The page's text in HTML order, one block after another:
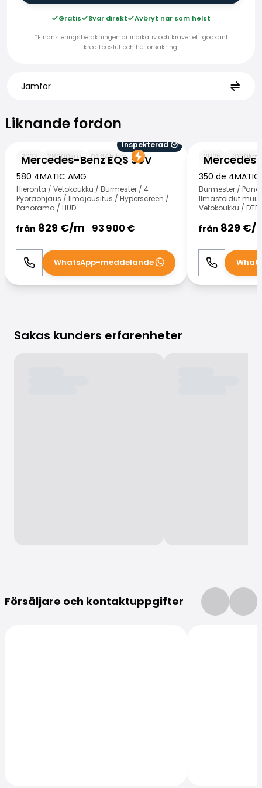
Gratis Svar direkt
Avbryt när som helst
*Finansieringsberäkningen är indikativ och kräver ett godkänt
kreditbeslut och helförsäkring.
Jämför
Liknande fordon
Mercedes-Benz EQS SUV
Mercedes-Benz EQS SUV
Inspekterad
2023
38000km 645km
580 4MATIC AMG
Hieronta / Vetokoukku / Burmester / 4-
Pyöräohjaus / Ilmajousitus / Hyperscreen /
Panorama / HUD
från 829 €/m 93 900 €
Ring WhatsApp
WhatsApp-meddelande
Mercedes-
2025 7000km
350 de 4MATIC
Burmester /
Ilmastoidut
Vetokoukku / DTR
från 829 €/
Ring
Sakas kunders erfarenheter
Försäljare och kontaktuppgifter